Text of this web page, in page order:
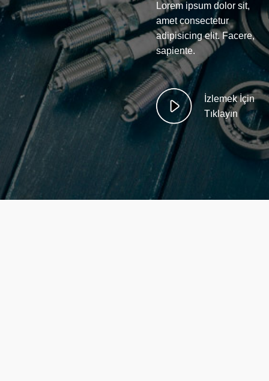
Lorem ipsum dolor sit,
amet consectetur
adipisicing elit. Facere,
sapiente.
İzlemek İçin
Tıklayın